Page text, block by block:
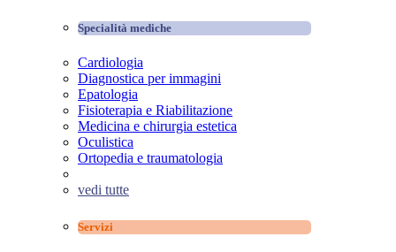
Specialità mediche
Cardiologia
Diagnostica per immagini
Epatologia
Fisioterapia e Riabilitazione
Medicina e chirurgia estetica
Oculistica
Ortopedia e traumatologia
vedi tutte
Servizi